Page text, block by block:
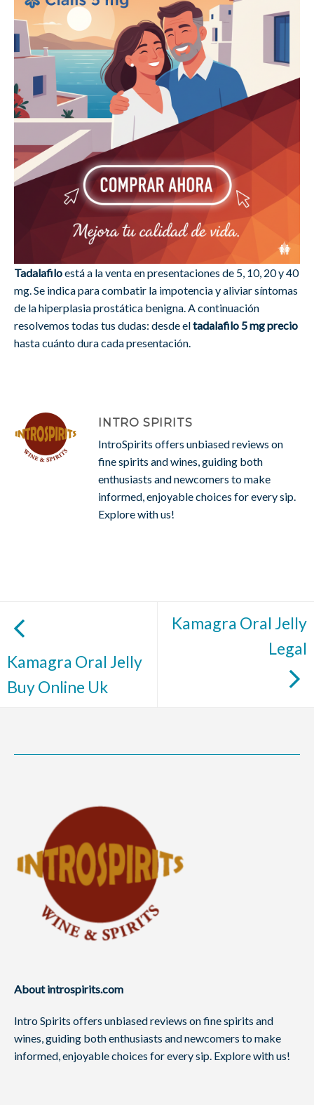
Tadalafiloestá a la venta en presentaciones de 5, 10, 20 y 40
mg. Se indica para combatir la impotencia y aliviar síntomas
de la hiperplasia prostática benigna. A continuación
resolvemos todas tus dudas: desde eltadalafilo 5 mg precio
hasta cuánto dura cada presentación.
INTRO SPIRITS
IntroSpirits offers unbiased reviews on
fine spirits and wines, guiding both
enthusiasts and newcomers to make
informed, enjoyable choices for every sip.
Explore with us!
Kamagra Oral Jelly
Buy Online Uk
Kamagra Oral Jelly
Legal
About introspirits.com
Intro Spirits offers unbiased reviews on fine spirits and
wines, guiding both enthusiasts and newcomers to make
informed, enjoyable choices for every sip. Explore with us!